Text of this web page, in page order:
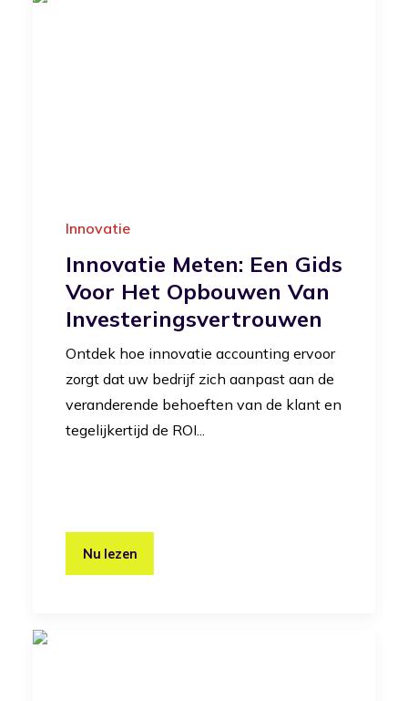
Innovatie
Innovatie Meten: Een Gids
Voor Het Opbouwen Van
Investeringsvertrouwen
Ontdek hoe innovatie accounting ervoor
zorgt dat uw bedrijf zich aanpast aan de
veranderende behoeften van de klant en
tegelijkertijd de ROI...
Nu lezen